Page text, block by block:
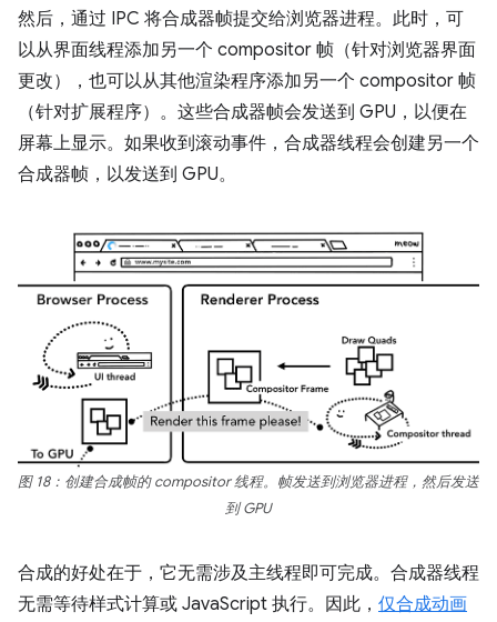
然后，通过 IPC 将合成器帧提交给浏览器进程。此时，可
以从界面线程添加另一个 compositor 帧（针对浏览器界面
更改），也可以从其他渲染程序添加另一个 compositor 帧
（针对扩展程序）。这些合成器帧会发送到 GPU，以便在
屏幕上显示。如果收到滚动事件，合成器线程会创建另一个
合成器帧，以发送到 GPU。
图 18：创建合成帧的 compositor 线程。帧发送到浏览器进程，然后发送
到 GPU
合成的好处在于，它无需涉及主线程即可完成。合成器线程
无需等待样式计算或 JavaScript 执行。因此， 仅合成动画